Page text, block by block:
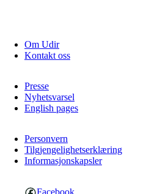
Om Udir
Kontakt oss
Presse
Nyhetsvarsel
English pages
Personvern
Tilgjengelighetserklæring
Informasjonskapsler